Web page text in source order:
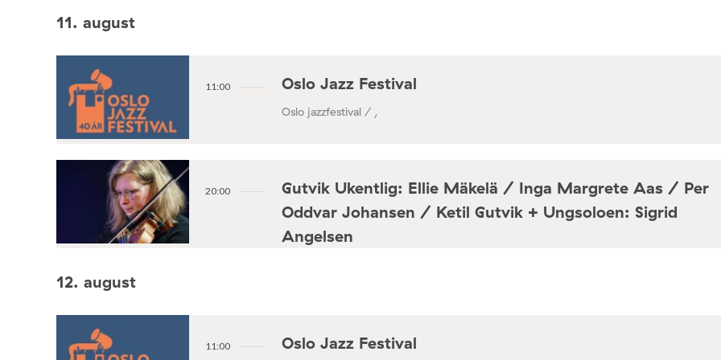
11. august
11:00 Oslo Jazz Festival
Oslo jazzfestival / ,
20:00
Gutvik Ukentlig: Ellie Mäkelä / Inga Margrete Aas / Per
Oddvar Johansen / Ketil Gutvik + Ungsoloen: Sigrid
Angelsen
12. august
11:00 Oslo Jazz Festival